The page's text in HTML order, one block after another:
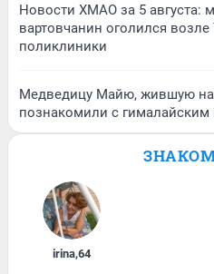
Новости ХМАО за 5 августа:
вартовчанин оголился
поликлиники
Медведицу Майю, жившую
познакомили с
irina,64